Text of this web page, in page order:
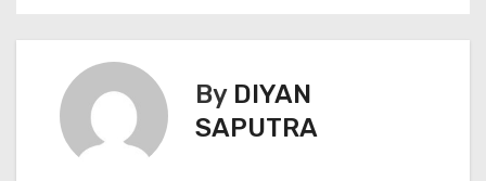
By DIYAN
SAPUTRA